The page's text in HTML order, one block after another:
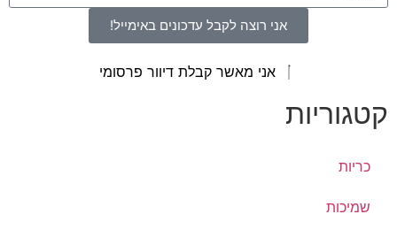
אני רוצה לקבל עדכונים באימייל!
אני מאשר קבלת דיוור פרסומי
קטגוריות
כריות
שמיכות